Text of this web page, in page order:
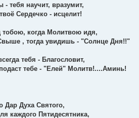
тебя научит, вразумит,
Сердечко - исцелит!
когда Молитвою идя,
, тогда увидишь - "Солнце Дня!!"
тебя - Благословит,
тебе - "Елей" Молитв!....Аминь!
Дар Духа Святого,
каждого Пятидесятника,